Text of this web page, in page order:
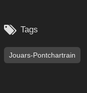
 Tags
Jouars-Pontchartrain